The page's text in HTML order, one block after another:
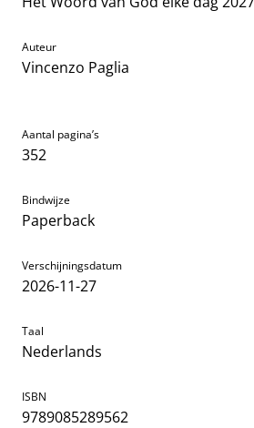
Auteur
Vincenzo Paglia
Aantal pagina’s
352
Bindwijze
Paperback
Verschijningsdatum
2026-11-27
Taal
Nederlands
ISBN
9789085289562